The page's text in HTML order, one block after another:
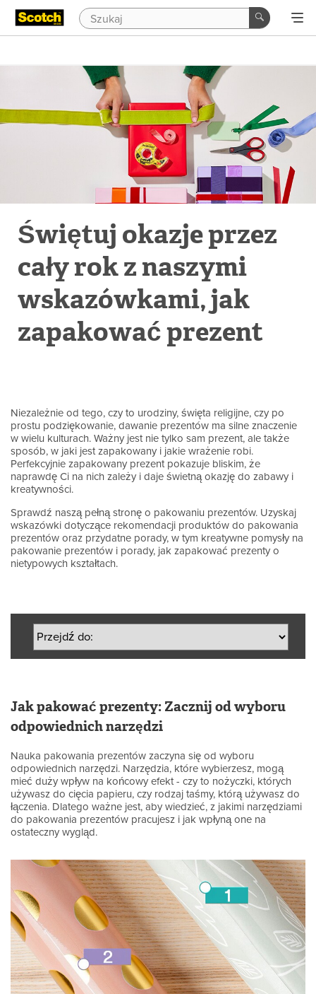
Świętuj okazje przez
cały rok z naszymi
wskazówkami, jak
zapakować prezent
Niezależnie od tego, czy to urodziny, święta religijne, czy po
prostu podziękowanie, dawanie prezentów ma silne znaczenie
w wielu kulturach. Ważny jest nie tylko sam prezent, ale także
sposób, w jaki jest zapakowany i jakie wrażenie robi.
Perfekcyjnie zapakowany prezent pokazuje bliskim, że
naprawdę Ci na nich zależy i daje świetną okazję do zabawy i
kreatywności.
Sprawdź naszą pełną stronę o pakowaniu prezentów. Uzyskaj
wskazówki dotyczące rekomendacji produktów do pakowania
prezentów oraz przydatne porady, w tym kreatywne pomysły na
pakowanie prezentów i porady, jak zapakować prezenty o
nietypowych kształtach.
Jak pakować prezenty: Zacznij od wyboru
odpowiednich narzędzi
Nauka pakowania prezentów zaczyna się od wyboru
odpowiednich narzędzi. Narzędzia, które wybierzesz, mogą
mieć duży wpływ na końcowy efekt - czy to nożyczki, których
używasz do cięcia papieru, czy rodzaj taśmy, którą używasz do
łączenia. Dlatego ważne jest, aby wiedzieć, z jakimi narzędziami
do pakowania prezentów pracujesz i jak wpłyną one na
ostateczny wygląd.